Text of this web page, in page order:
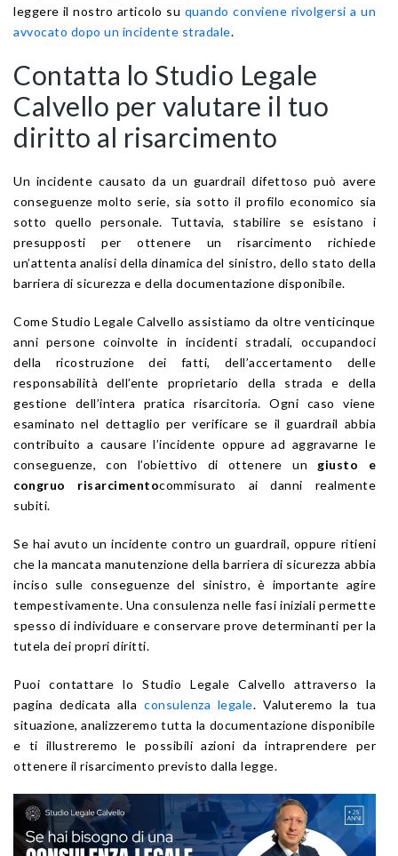
leggere il nostro articolo su quando conviene rivolgersi a un
avvocato dopo un incidente stradale.
Contatta lo Studio Legale
Calvello per valutare il tuo
diritto al risarcimento
Un incidente causato da un guardrail difettoso può avere
conseguenze molto serie, sia sotto il profilo economico sia
sotto quello personale. Tuttavia, stabilire se esistano i
presupposti per ottenere un risarcimento richiede
un’attenta analisi della dinamica del sinistro, dello stato della
barriera di sicurezza e della documentazione disponibile.
Come Studio Legale Calvello assistiamo da oltre venticinque
anni persone coinvolte in incidenti stradali, occupandoci
della ricostruzione dei fatti, dell’accertamento delle
responsabilità dell’ente proprietario della strada e della
gestione dell’intera pratica risarcitoria. Ogni caso viene
esaminato nel dettaglio per verificare se il guardrail abbia
contribuito a causare l’incidente oppure ad aggravarne le
conseguenze, con l’obiettivo di ottenere ungiusto e
congruo risarcimentocommisurato ai danni realmente
subiti.
Se hai avuto un incidente contro un guardrail, oppure ritieni
che la mancata manutenzione della barriera di sicurezza abbia
inciso sulle conseguenze del sinistro, è importante agire
tempestivamente. Una consulenza nelle fasi iniziali permette
spesso di individuare e conservare prove determinanti per la
tutela dei propri diritti.
Puoi contattare lo Studio Legale Calvello attraverso la
pagina dedicata allaconsulenza legale. Valuteremo la tua
situazione, analizzeremo tutta la documentazione disponibile
e ti illustreremo le possibili azioni da intraprendere per
ottenere il risarcimento previsto dalla legge.